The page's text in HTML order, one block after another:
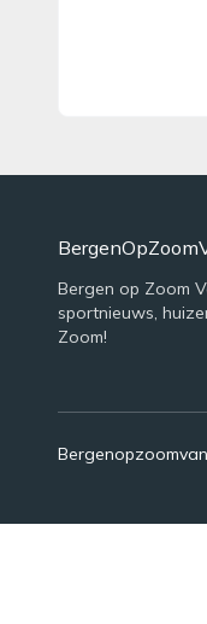
Bergen op Zoom
sportnieuws,
Zoom!